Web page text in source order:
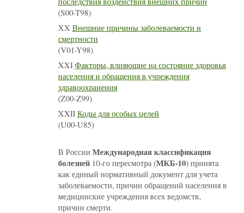
(S00-T98)
XX Внешние причины заболеваемости и
смертности
(V01-Y98)
XXIФакторы, влияющие на состояние здоровья
населения и обращения в учреждения
здравоохранения
(Z00-Z99)
XXIIКоды для особых целей
(U00-U85)
В России Международная классификация
болезней 10-го пересмотра (МКБ-10) принята
как единый нормативный документ для учета
заболеваемости, причин обращений населения в
медицинские учреждения всех ведомств,
причин смерти.